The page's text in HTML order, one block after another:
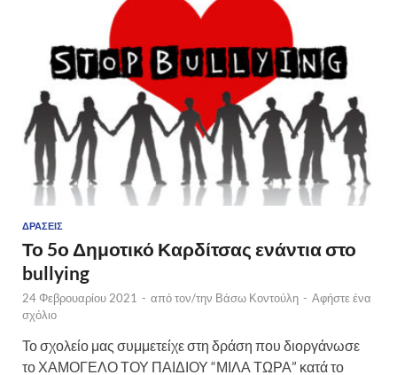
ΔΡΆΣΕΙΣ
Το 5ο Δημοτικό Καρδίτσας ενάντια στο
bullying
24 Φεβρουαρίου 2021 - από τον/την Βάσω Κοντούλη - Αφήστε ένα
σχόλιο
Το σχολείο μας συμμετείχε στη δράση που διοργάνωσε
το ΧΑΜΟΓΕΛΟ ΤΟΥ ΠΑΙΔΙΟΥ “ΜΙΛΑ ΤΩΡΑ” κατά το